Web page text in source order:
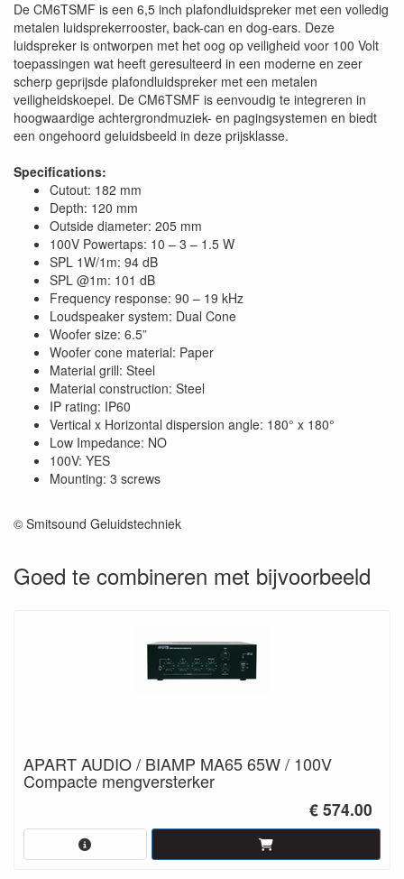
De CM6TSMF is een 6,5 inch plafondluidspreker met een volledig
metalen luidsprekerrooster, back-can en dog-ears. Deze
luidspreker is ontworpen met het oog op veiligheid voor 100 Volt
toepassingen wat heeft geresulteerd in een moderne en zeer
scherp geprijsde plafondluidspreker met een metalen
veiligheidskoepel. De CM6TSMF is eenvoudig te integreren in
hoogwaardige achtergrondmuziek- en pagingsystemen en biedt
een ongehoord geluidsbeeld in deze prijsklasse.
Specifications:
Cutout: 182 mm
Depth: 120 mm
Outside diameter: 205 mm
100V Powertaps: 10 – 3 – 1.5 W
SPL 1W/1m: 94 dB
SPL @1m: 101 dB
Frequency response: 90 – 19 kHz
Loudspeaker system: Dual Cone
Woofer size: 6.5”
Woofer cone material: Paper
Material grill: Steel
Material construction: Steel
IP rating: IP60
Vertical x Horizontal dispersion angle: 180° x 180°
Low Impedance: NO
100V: YES
Mounting: 3 screws
© Smitsound Geluidstechniek
Goed te combineren met bijvoorbeeld
APART AUDIO / BIAMP MA65 65W / 100V
Compacte mengversterker
€ 574.00